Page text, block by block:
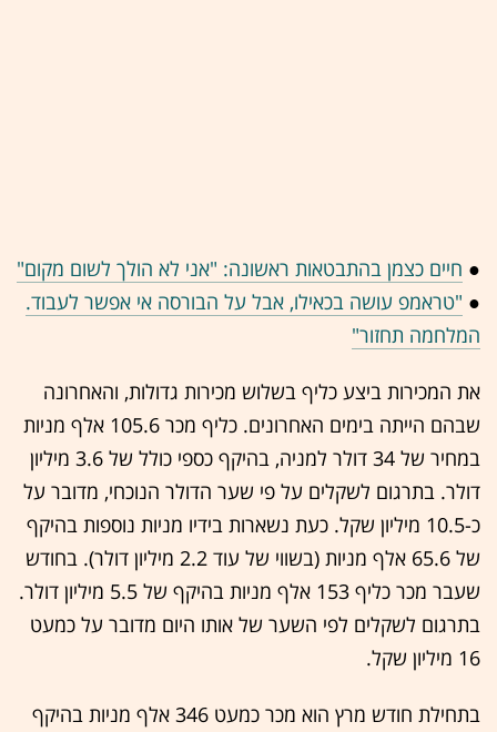
● חיים כצמן בהתבטאות ראשונה: "אני לא הולך לשום מקום"
● "טראמפ עושה בכאילו, אבל על הבורסה אי אפשר לעבוד.
המלחמה תחזור"
את המכירות ביצע כליף בשלוש מכירות גדולות, והאחרונה
שבהם הייתה בימים האחרונים. כליף מכר 105.6 אלף מניות
במחיר של 34 דולר למניה, בהיקף כספי כולל של 3.6 מיליון
דולר. בתרגום לשקלים על פי שער הדולר הנוכחי, מדובר על
כ-10.5 מיליון שקל. כעת נשארות בידיו מניות נוספות בהיקף
של 65.6 אלף מניות (בשווי של עוד 2.2 מיליון דולר). בחודש
שעבר מכר כליף 153 אלף מניות בהיקף של 5.5 מיליון דולר.
בתרגום לשקלים לפי השער של אותו היום מדובר על כמעט
16 מיליון שקל.
בתחילת חודש מרץ הוא מכר כמעט 346 אלף מניות בהיקף